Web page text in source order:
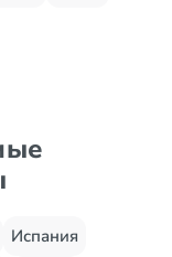
Испания